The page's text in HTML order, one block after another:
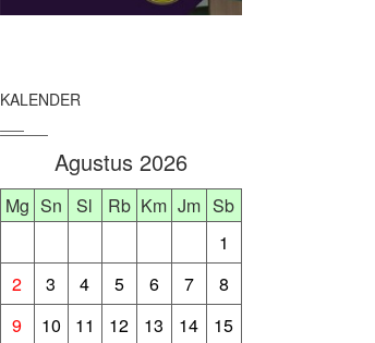
KALENDER
Agustus 2026
Mg Sn Sl Rb Km Jm Sb
1
2
3 4 5 6 7
8
9
10 11 12 13 14
15